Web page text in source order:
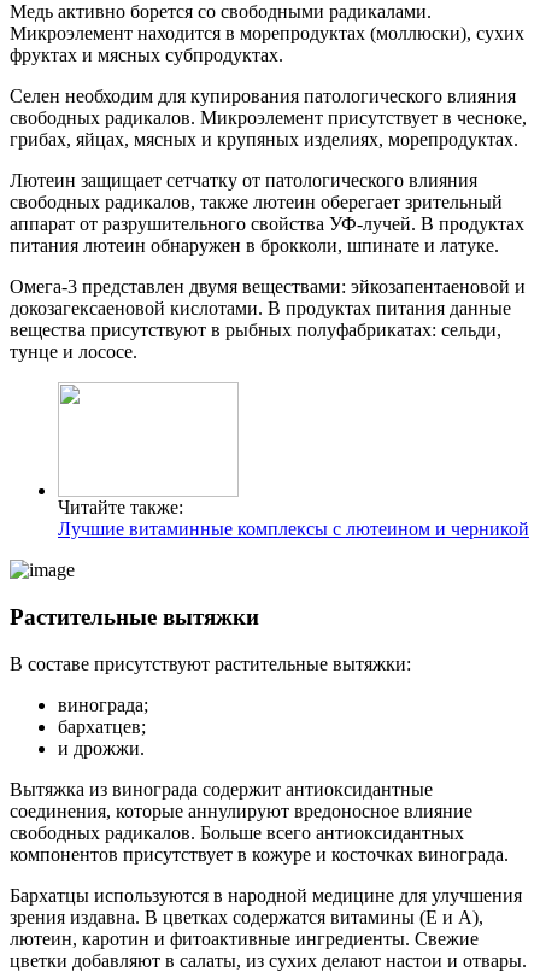
Медь активно борется со свободными радикалами.
Микроэлемент находится в морепродуктах (моллюски), сухих
фруктах и мясных субпродуктах.
Селен необходим для купирования патологического влияния
свободных радикалов. Микроэлемент присутствует в чесноке,
грибах, яйцах, мясных и крупяных изделиях, морепродуктах.
Лютеин защищает сетчатку от патологического влияния
свободных радикалов, также лютеин оберегает зрительный
аппарат от разрушительного свойства УФ-лучей. В продуктах
питания лютеин обнаружен в брокколи, шпинате и латуке.
Омега-3 представлен двумя веществами: эйкозапентаеновой и
докозагексаеновой кислотами. В продуктах питания данные
вещества присутствуют в рыбных полуфабрикатах: сельди,
тунце и лососе.
Читайте также:
Лучшие витаминные комплексы с лютеином и черникой
Растительные вытяжки
В составе присутствуют растительные вытяжки:
винограда;
бархатцев;
и дрожжи.
Вытяжка из винограда содержит антиоксидантные
соединения, которые аннулируют вредоносное влияние
свободных радикалов. Больше всего антиоксидантных
компонентов присутствует в кожуре и косточках винограда.
Бархатцы используются в народной медицине для улучшения
зрения издавна. В цветках содержатся витамины (Е и А),
лютеин, каротин и фитоактивные ингредиенты. Свежие
цветки добавляют в салаты, из сухих делают настои и отвары.